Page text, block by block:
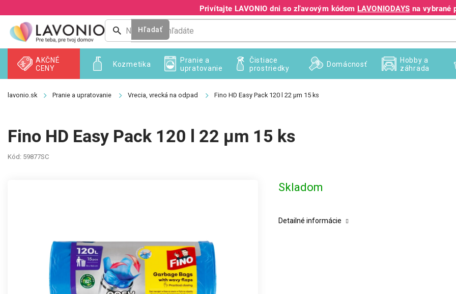
na
obsah
Privítajte LAVONIO dni so zľavovým kódom LAVONIODAYS na vybrané
+421 940 995 209
Hľadať
Kozmetika
AKČNÉ
CENY
Pranie a
upratovanie
Čistiace
prostriedky
Domácnosť
Hobby a
záhrada
Pranie a upratovanie Vrecia, vrecká na odpad Fino HD Easy Pack 120 l 22 µm 15 ks
Fino HD Easy Pack 120 l 22 µm 15 ks
Kód: 59877SC
Skladom
Detailné informácie